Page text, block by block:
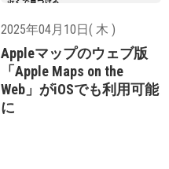
2025年04月10日( 木 )
Appleマップのウェブ版
「Apple Maps on the
Web」がiOSでも利用可能
に